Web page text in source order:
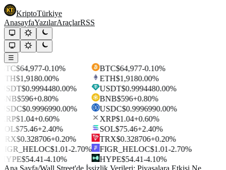
KriptoTürkiye
AnasayfaYazılarAraçlarRSS
☰
$64,977-0.10%
$1,9180.00%
$0.9994480.00%
$596+0.80%
$0.9996990.00%
$1.04+0.60%
$75.46+2.40%
$0.328706+0.20%
$1.01-2.70%
$54.41-4.10%
BTC$64,977-0.10%
ETH$1,9180.00%
USDT$0.9994480.00%
BNB$596+0.80%
USDC$0.9996990.00%
XRP$1.04+0.60%
SOL$75.46+2.40%
TRX$0.328706+0.20%
FIGR_HELOC$1.01-2.70%
HYPE$54.41-4.10%
Ana Sayfa/Wall Street'de İşsizlik Verileri: Piyasalara Etkisi Ne